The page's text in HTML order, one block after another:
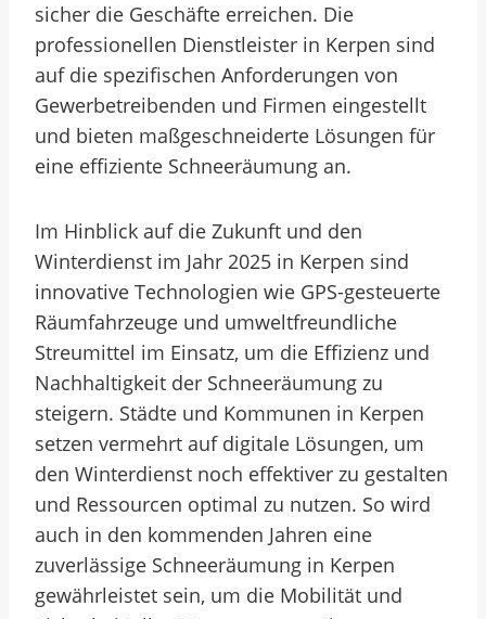
sicher die Geschäfte erreichen. Die
professionellen Dienstleister in Kerpen sind
auf die spezifischen Anforderungen von
Gewerbetreibenden und Firmen eingestellt
und bieten maßgeschneiderte Lösungen für
eine effiziente Schneeräumung an.
Im Hinblick auf die Zukunft und den
Winterdienst im Jahr 2025 in Kerpen sind
innovative Technologien wie GPS-gesteuerte
Räumfahrzeuge und umweltfreundliche
Streumittel im Einsatz, um die Effizienz und
Nachhaltigkeit der Schneeräumung zu
steigern. Städte und Kommunen in Kerpen
setzen vermehrt auf digitale Lösungen, um
den Winterdienst noch effektiver zu gestalten
und Ressourcen optimal zu nutzen. So wird
auch in den kommenden Jahren eine
zuverlässige Schneeräumung in Kerpen
gewährleistet sein, um die Mobilität und